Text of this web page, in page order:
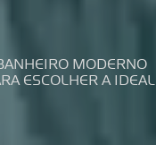
MODERNO
ESCOLHER A IDEAL